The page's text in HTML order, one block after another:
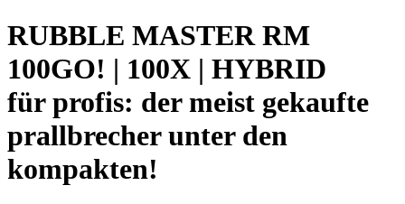
RUBBLE MASTER RM
100GO! | 100X | HYBRID
für profis: der meist gekaufte
prallbrecher unter den
kompakten!